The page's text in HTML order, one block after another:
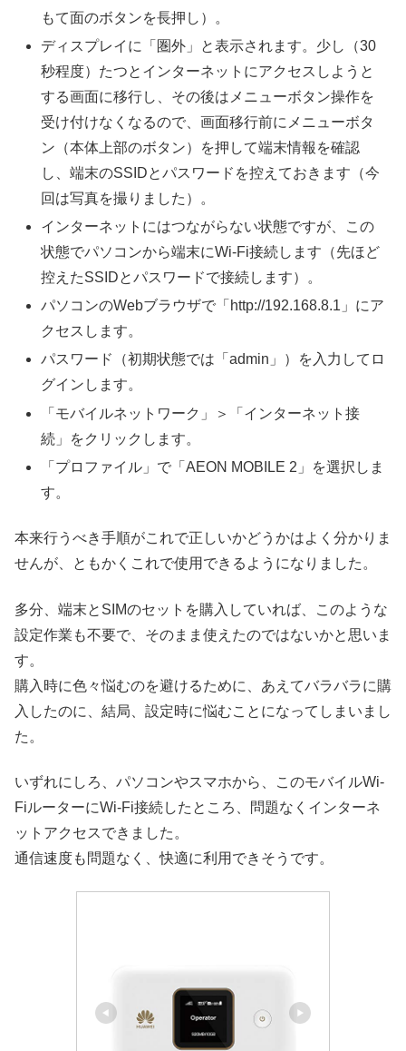
もて面のボタンを長押し）。
ディスプレイに「圏外」と表示されます。少し（30
秒程度）たつとインターネットにアクセスしようと
する画面に移行し、その後はメニューボタン操作を
受け付けなくなるので、画面移行前にメニューボタ
ン（本体上部のボタン）を押して端末情報を確認
し、端末のSSIDとパスワードを控えておきます（今
回は写真を撮りました）。
インターネットにはつながらない状態ですが、この
状態でパソコンから端末にWi-Fi接続します（先ほど
控えたSSIDとパスワードで接続します）。
パソコンのWebブラウザで「http://192.168.8.1」にア
クセスします。
パスワード（初期状態では「admin」）を入力してロ
グインします。
「モバイルネットワーク」＞「インターネット接
続」をクリックします。
「プロファイル」で「AEON MOBILE 2」を選択しま
す。
本来行うべき手順がこれで正しいかどうかはよく分かりま
せんが、ともかくこれで使用できるようになりました。
多分、端末とSIMのセットを購入していれば、このような
設定作業も不要で、そのまま使えたのではないかと思いま
す。
購入時に色々悩むのを避けるために、あえてバラバラに購
入したのに、結局、設定時に悩むことになってしまいまし
た。
いずれにしろ、パソコンやスマホから、このモバイルWi-
FiルーターにWi-Fi接続したところ、問題なくインターネ
ットアクセスできました。
通信速度も問題なく、快適に利用できそうです。